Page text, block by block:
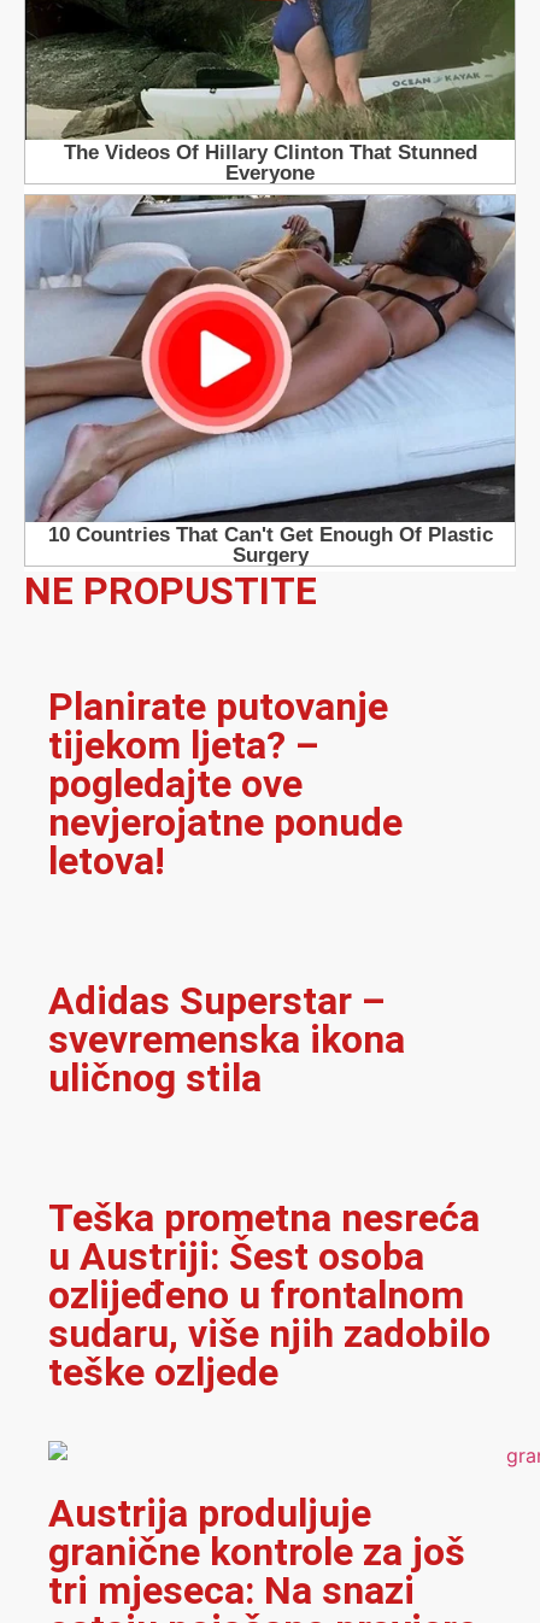
NE PROPUSTITE
Planirate putovanje
tijekom ljeta? –
pogledajte ove
nevjerojatne ponude
letova!
Adidas Superstar –
svevremenska ikona
uličnog stila
Teška prometna nesreća
u Austriji: Šest osoba
ozlijeđeno u frontalnom
sudaru, više njih zadobilo
teške ozljede
Austrija produljuje
granične kontrole za još
tri mjeseca: Na snazi